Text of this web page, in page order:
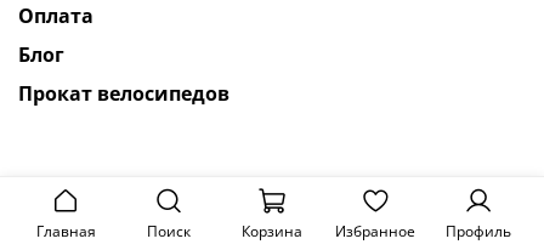
Оплата
Блог
Прокат велосипедов
Главная Поиск Корзина Избранное Профиль